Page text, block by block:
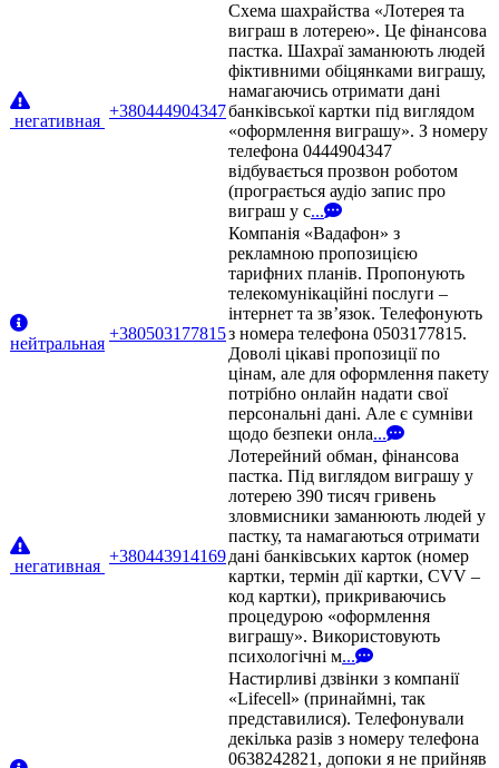
негативная
+380444904347
Схема шахрайства «Лотерея та
виграш в лотерею». Це фінансова
пастка. Шахраї заманюють людей
фіктивними обіцянками виграшу,
намагаючись отримати дані
банківської картки під виглядом
«оформлення виграшу». З номеру
телефона 0444904347
відбувається прозвон роботом
(програється аудіо запис про
виграш у с...
нейтральная
+380503177815
Компанія «Вадафон» з
рекламною пропозицією
тарифних планів. Пропонують
телекомунікаційні послуги –
інтернет та зв’язок. Телефонують
з номера телефона 0503177815.
Доволі цікаві пропозиції по
цінам, але для оформлення пакету
потрібно онлайн надати свої
персональні дані. Але є сумніви
щодо безпеки онла...
негативная
+380443914169
Лотерейний обман, фінансова
пастка. Під виглядом виграшу у
лотерею 390 тисяч гривень
зловмисники заманюють людей у
пастку, та намагаються отримати
дані банківських карток (номер
картки, термін дії картки, CVV –
код картки), прикриваючись
процедурою «оформлення
виграшу». Використовують
психологічні м...
Настирливі дзвінки з компанії
«Lifecell» (принаймні, так
представилися). Телефонували
декілька разів з номеру телефона
0638242821, допоки я не прийняв